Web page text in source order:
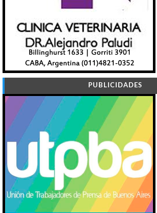
PUBLICIDADES